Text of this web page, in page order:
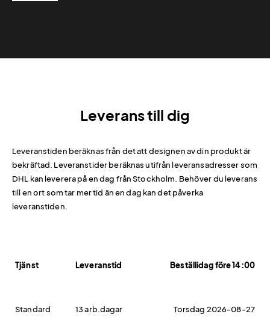
Leverans till dig
Leveranstiden beräknas från det att designen av din produkt är
bekräftad. Leveranstider beräknas utifrån leveransadresser som
DHL kan leverera på en dag från Stockholm. Behöver du leverans
till en ort som tar mer tid än en dag kan det påverka
leveranstiden.
Tjänst Leveranstid Beställidag före 14:00
Standard 13 arb.dagar Torsdag 2026-08-27